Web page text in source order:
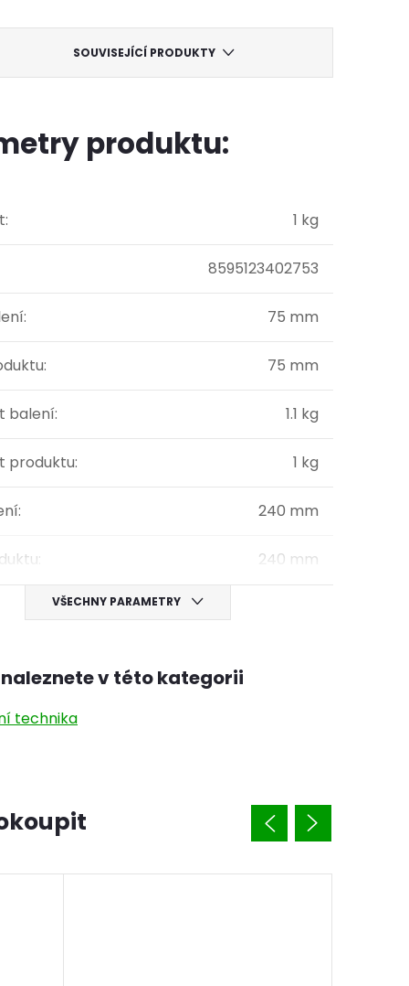
SOUVISEJÍCÍ PRODUKTY
produktu:
: 1 kg
8595123402753
: 75 mm
: 75 mm
balení: 1.1 kg
produktu: 1 kg
: 240 mm
: 240 mm
VŠECHNY PARAMETRY
v této kategorii
technika